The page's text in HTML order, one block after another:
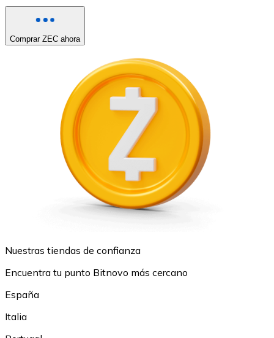
Comprar ZEC ahora
Nuestras tiendas de confianza
Encuentra tu punto Bitnovo más cercano
España
Italia